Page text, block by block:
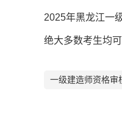
2025年黑龙江一
绝大多数考生均
一级建造师资格审